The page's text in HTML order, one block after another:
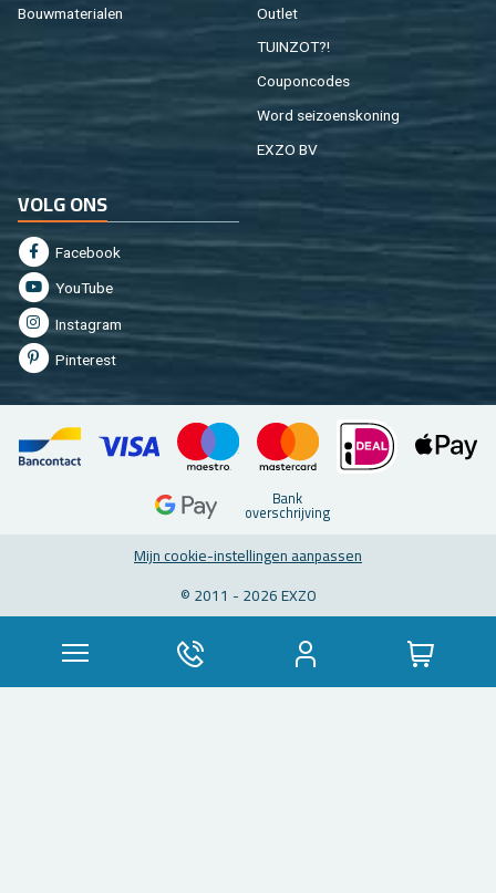
Bouw­ma­te­ri­a­len
Out­let
TUIN­ZOT?!
Cou­pon­co­des
Word sei­zoens­ko­ning
EXZO BV
VOLG ONS
Fa­cebook
You­Tu­be
In­st­agram
Pin­te­rest
Bank
over­schrij­ving
Mijn coo­kie-in­stel­lin­gen aan­pas­sen
© 2011 - 2026 EXZO